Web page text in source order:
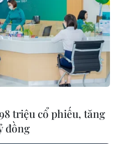
bảo đảm hiệu
triệu cổ phiếu, tăng
đồng